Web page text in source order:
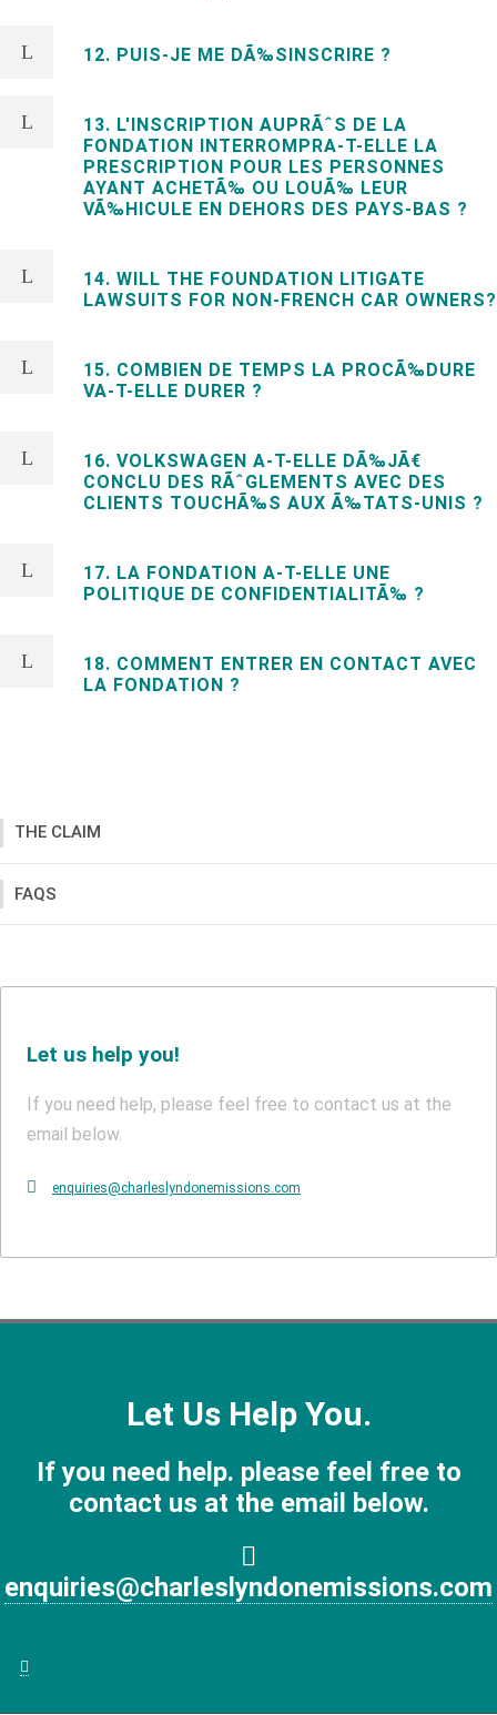
12. PUIS-JE ME DÃ‰SINSCRIRE ?
13. L'INSCRIPTION AUPRÃˆS DE LA
FONDATION INTERROMPRA-T-ELLE LA
PRESCRIPTION POUR LES PERSONNES
AYANT ACHETÃ‰ OU LOUÃ‰ LEUR
VÃ‰HICULE EN DEHORS DES PAYS-BAS ?
14. WILL THE FOUNDATION LITIGATE
LAWSUITS FOR NON-FRENCH CAR OWNERS?
15. COMBIEN DE TEMPS LA PROCÃ‰DURE
VA-T-ELLE DURER ?
16. VOLKSWAGEN A-T-ELLE DÃ‰JÃ€
CONCLU DES RÃˆGLEMENTS AVEC DES
CLIENTS TOUCHÃ‰S AUX Ã‰TATS-UNIS ?
17. LA FONDATION A-T-ELLE UNE
POLITIQUE DE CONFIDENTIALITÃ‰ ?
18. COMMENT ENTRER EN CONTACT AVEC
LA FONDATION ?
THE CLAIM
FAQS
Let us help you!
If you need help, please feel free to contact us at the
email below.
enquiries@charleslyndonemissions.com
Let Us Help You.
If you need help. please feel free to
contact us at the email below.
enquiries@charleslyndonemissions.com